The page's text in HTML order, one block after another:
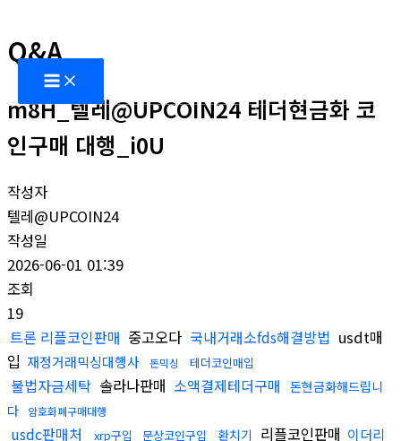
텐
츠
건
너
뛰
기
Main
Menu
Q&A
m8H_텔레@UPCOIN24 테더현금화 코
인구매 대행_i0U
작성자
텔레@UPCOIN24
작성일
2026-06-01 01:39
조회
19
트론 리플코인판매 중고오다 국내거래소fds해결방법 usdt매
입 재정거래믹싱대행사 돈믹싱 테더코인매입
불법자금세탁 솔라나판매 소액결제테더구매 돈현금화해드립니
다
암호화폐구매대행
usdc판매처 xrp구입 문상코인구입 환치기 리플코인판매 이더리